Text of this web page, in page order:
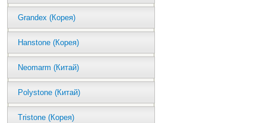
Grandex (Корея)
Hanstone (Корея)
Neomarm (Китай)
Polystone (Китай)
Tristone (Корея)